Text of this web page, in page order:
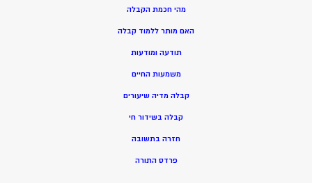
מהי חכמת הקבלה
האם מותר ללמוד קבלה
תודעה ומודעות
משמעות החיים
קבלה מדיה שיעורים
קבלה בשידור חי
חזרה בתשובה
פרדס התורה